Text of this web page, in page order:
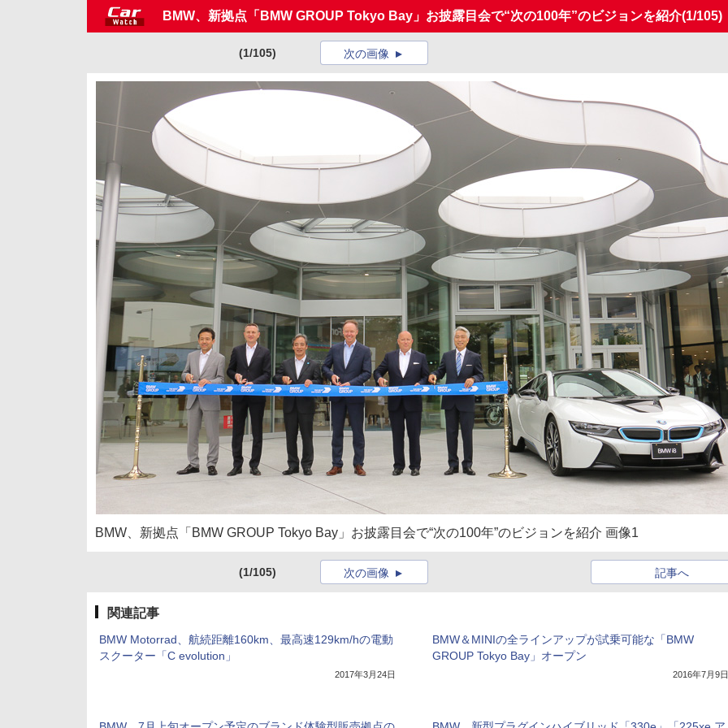
BMW、新拠点「BMW GROUP Tokyo Bay」お披露目会で“次の100年”のビジョンを紹介(1/105)
(1/105) 次の画像
BMW、新拠点「BMW GROUP Tokyo Bay」お披露目会で“次の100年”のビジョンを紹介 画像1
(1/105) 記事へ
次の画像
関連記事
BMW Motorrad、航続距離160km、最高速129km/hの電動
スクーター「C evolution」
2017年3月24日
BMW＆MINIの全ラインアップが試乗可能な「BMW
GROUP Tokyo Bay」オープン
2016年7月9日